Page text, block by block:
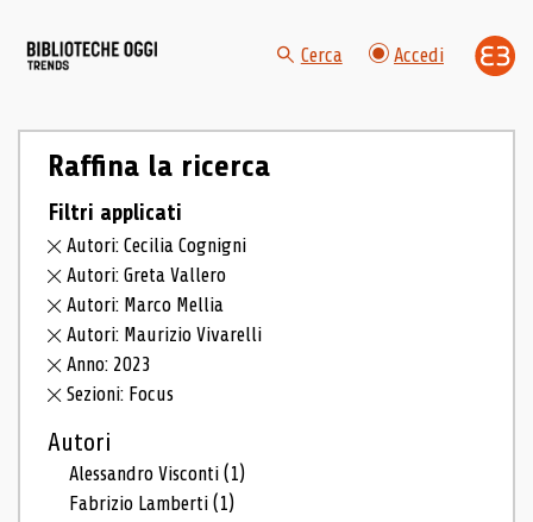
Cerca Accedi
Raffina la ricerca
Filtri applicati
Autori: Cecilia Cognigni
Autori: Greta Vallero
Autori: Marco Mellia
Autori: Maurizio Vivarelli
Anno: 2023
Sezioni: Focus
Autori
Alessandro Visconti(1)
Fabrizio Lamberti(1)